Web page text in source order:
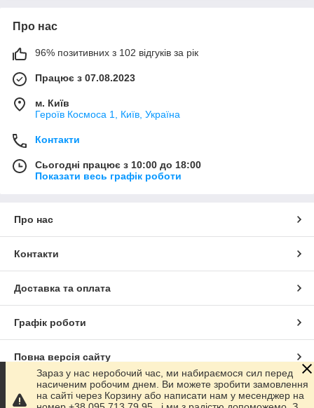
Про нас
96% позитивних з 102 відгуків за рік
Працює з 07.08.2023
м. Київ
Героїв Космоса 1, Київ, Україна
Контакти
Сьогодні працює з 10:00 до 18:00
Показати весь графік роботи
Про нас
Контакти
Доставка та оплата
Графік роботи
Повна версія сайту
Сайт створено на маркетплейсіProm.ua
Зараз у нас неробочий час, ми набираємося сил перед
насиченим робочим днем. Ви можете зробити замовлення
на сайті через Корзину або написати нам у месенджер на